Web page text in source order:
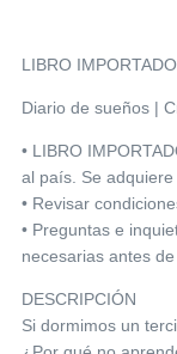
LIBRO IMPORTADO
Diario de sueños |
• LIBRO
al país. Se adquiere
• Revisar
• Preguntas e
necesarias antes
DESCRIPCIÓN
Si dormimos un